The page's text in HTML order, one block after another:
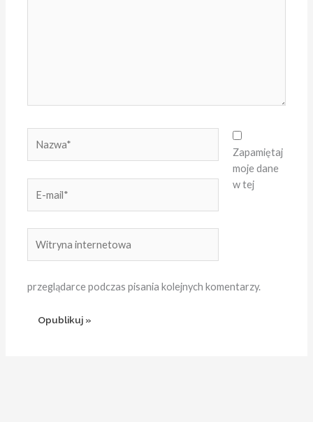
mail*
internetowa
Zapamiętaj
moje dane
w tej
przeglądarce podczas pisania kolejnych komentarzy.